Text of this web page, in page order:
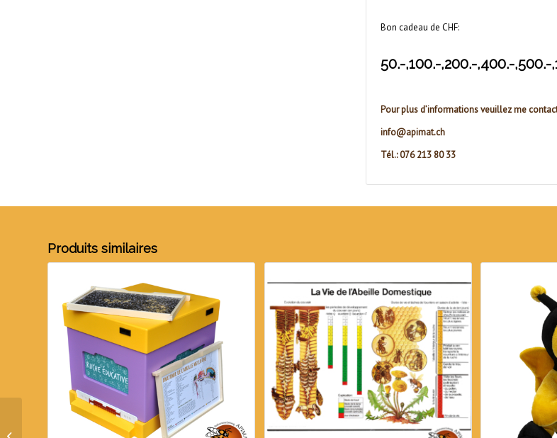
Bon cadeau de CHF:
50.-,100.-,200.-,400.-,500.-
Pour plus d’informations veuillez me
info@apimat.ch
Tél.: 076 213 80 33
Produits similaires
Peinture spéciale pour